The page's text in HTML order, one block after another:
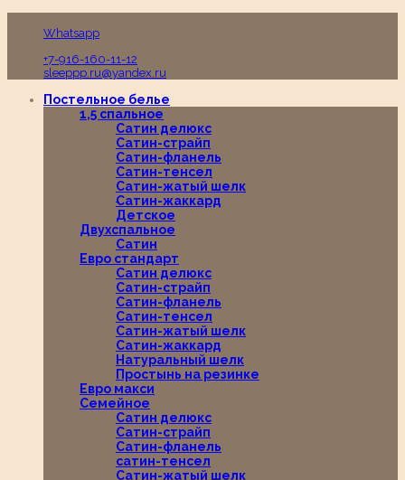
Whatsapp
+7-916-160-11-12
sleeppp.ru@yandex.ru
Постельное белье
1,5 спальное
Сатин делюкс
Сатин-страйп
Сатин-фланель
Сатин-тенсел
Сатин-жатый шелк
Сатин-жаккард
Детское
Двухспальное
Сатин
Евро стандарт
Сатин делюкс
Сатин-страйп
Сатин-фланель
Сатин-тенсел
Сатин-жатый шелк
Сатин-жаккард
Натуральный шелк
Простынь на резинке
Евро макси
Семейное
Сатин делюкс
Сатин-страйп
Сатин-фланель
сатин-тенсел
Сатин-жатый шелк